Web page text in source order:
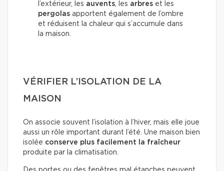
l’extérieur, les auvents, les arbres et les
pergolas apportent également de l’ombre
et réduisent la chaleur qui s’accumule dans
la maison.
VÉRIFIER L’ISOLATION DE LA
MAISON
On associe souvent l’isolation à l’hiver, mais elle joue
aussi un rôle important durant l’été. Une maison bien
isolée conserve plus facilement la fraîcheur
produite par la climatisation.